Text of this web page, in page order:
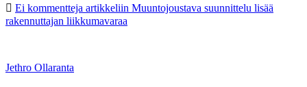
Ei kommentteja artikkeliin Muuntojoustava suunnittelu lisää
rakennuttajan liikkumavaraa
Jethro Ollaranta